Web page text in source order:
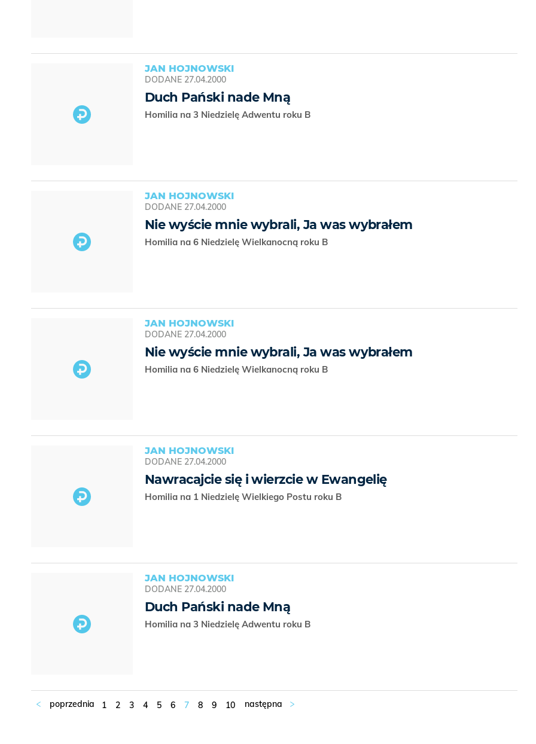
JAN HOJNOWSKI
DODANE 27.04.2000
Duch Pański nade Mną
Homilia na 3 Niedzielę Adwentu roku B
JAN HOJNOWSKI
DODANE 27.04.2000
Nie wyście mnie wybrali, Ja was wybrałem
Homilia na 6 Niedzielę Wielkanocną roku B
JAN HOJNOWSKI
DODANE 27.04.2000
Nie wyście mnie wybrali, Ja was wybrałem
Homilia na 6 Niedzielę Wielkanocną roku B
JAN HOJNOWSKI
DODANE 27.04.2000
Nawracajcie się i wierzcie w Ewangelię
Homilia na 1 Niedzielę Wielkiego Postu roku B
JAN HOJNOWSKI
DODANE 27.04.2000
Duch Pański nade Mną
Homilia na 3 Niedzielę Adwentu roku B
1 2 3 4 5 6 7 8 9 10